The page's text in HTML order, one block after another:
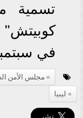
تسمية
في
مجلس الأمن
ليبيا